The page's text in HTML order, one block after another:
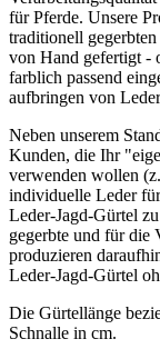
für Pferde. Unsere
traditionell
von Hand gefertigt -
farblich passend
aufbringen von
Neben unserem
Kunden, die Ihr
verwenden wollen
individuelle Leder
Leder-Jagd-Gürtel
gegerbte und für die
produzieren
Leder-Jagd-Gürtel
Die Gürtellänge
Schnalle in cm.